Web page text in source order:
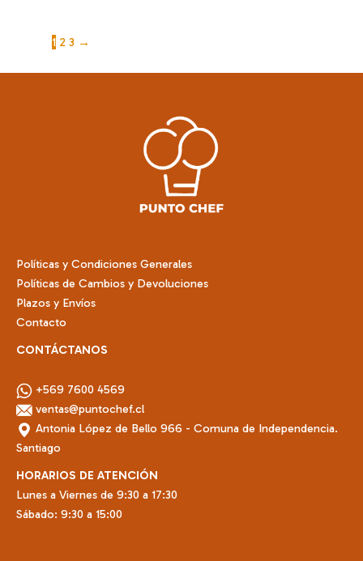
opciones
1 2 3 →
Políticas y Condiciones Generales
Políticas de Cambios y Devoluciones
Plazos y Envíos
Contacto
CONTÁCTANOS
+569 7600 4569
ventas@puntochef.cl
Antonia López de Bello 966 - Comuna de Independencia.
Santiago
HORARIOS DE ATENCIÓN
Lunes a Viernes de 9:30 a 17:30
Sábado: 9:30 a 15:00